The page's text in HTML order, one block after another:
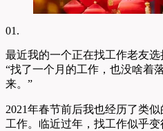
01.
最近我的一个正在找工作老友
“找了一个月的工作，也没啥着
来。”
2021年春节前后我也经历了类
工作。临近过年，找工作似乎